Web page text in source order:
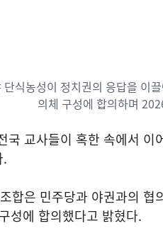
식농성이 정치권의 응답을 이
의체 구성에 합의하며
국 교사들이 혹한 속에서
.
합은 민주당과 야권과의 협
성에 합의했다고 밝혔다.